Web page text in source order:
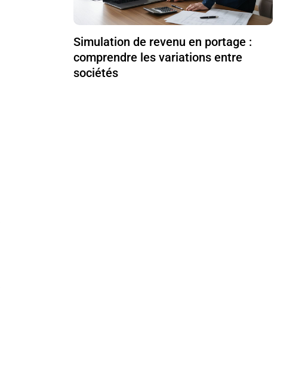
Simulation de revenu en portage :
comprendre les variations entre
sociétés